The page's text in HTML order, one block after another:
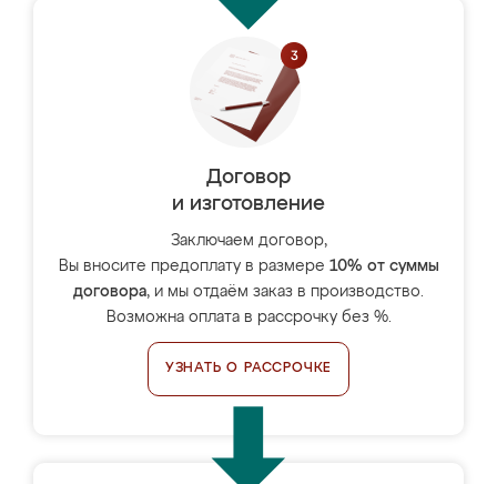
Договор
и изготовление
Заключаем договор,
Вы вносите предоплату в размере 10% от суммы
договора, и мы отдаём заказ в производство.
Возможна оплата в рассрочку без %.
УЗНАТЬ О РАССРОЧКЕ